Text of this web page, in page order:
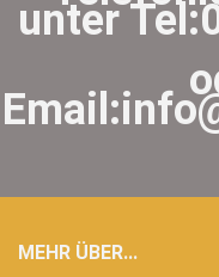
unter
MEHR ÜBER...